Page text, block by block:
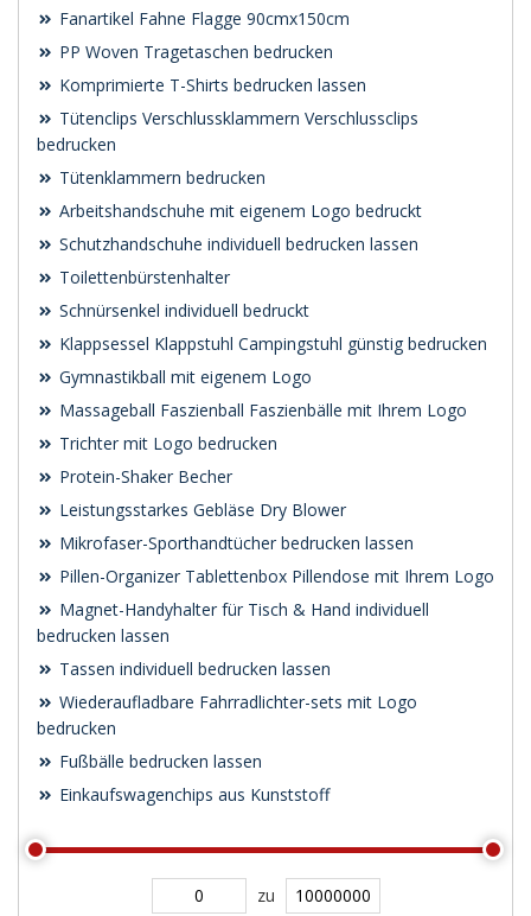
Fanartikel Fahne Flagge 90cmx150cm
PP Woven Tragetaschen bedrucken
Komprimierte T-Shirts bedrucken lassen
Tütenclips Verschlussklammern Verschlussclips
bedrucken
Tütenklammern bedrucken
Arbeitshandschuhe mit eigenem Logo bedruckt
Schutzhandschuhe individuell bedrucken lassen
Toilettenbürstenhalter
Schnürsenkel individuell bedruckt
Klappsessel Klappstuhl Campingstuhl günstig bedrucken
Gymnastikball mit eigenem Logo
Massageball Faszienball Faszienbälle mit Ihrem Logo
Trichter mit Logo bedrucken
Protein-Shaker Becher
Leistungsstarkes Gebläse Dry Blower
Mikrofaser-Sporthandtücher bedrucken lassen
Pillen-Organizer Tablettenbox Pillendose mit Ihrem Logo
Magnet-Handyhalter für Tisch & Hand individuell
bedrucken lassen
Tassen individuell bedrucken lassen
Wiederaufladbare Fahrradlichter-sets mit Logo
bedrucken
Fußbälle bedrucken lassen
Einkaufswagenchips aus Kunststoff
zu